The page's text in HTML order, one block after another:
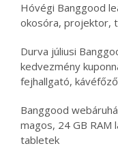
Hóvégi Banggood
okosóra, projektor,
Durva júliusi
kedvezmény
fejhallgató, kávéfőző
Banggood
magos, 24 GB
tabletek